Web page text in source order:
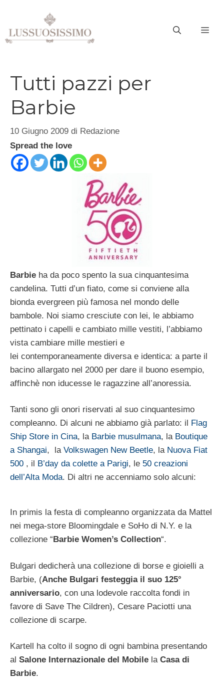
contenuto
Tutti pazzi per
Barbie
10 Giugno 2009 di Redazione
Spread the love
Barbie ha da poco spento la sua cinquantesima
candelina. Tutti d’un fiato, come si conviene alla
bionda evergreen più famosa nel mondo delle
bambole. Noi siamo cresciute con lei, le abbiamo
pettinato i capelli e cambiato mille vestiti, l’abbiamo
vista cambiare mille mestieri e
lei contemporaneamente diversa e identica: a parte il
bacino allargato nel 2000 per dare il buono esempio,
affinchè non iducesse le ragazzine all’anoressia.
Tanti sono gli onori riservati al suo cinquantesimo
compleanno. Di alcuni ne abbiamo già parlato: il
Flag
Ship Store in Cina, la Barbie musulmana, la Boutique
a Shangai, la Volkswagen New Beetle, la Nuova Fiat
500 , il B’day da colette a Parigi, le 50 creazioni
dell’Alta Moda. Di altri ne accenniamo solo alcuni:
In primis la festa di compleanno organizzata da Mattel
nei mega-store Bloomingdale e SoHo di N.Y. e la
collezione “ Barbie Women’s Collection“.
Bulgari dedicherà una collezione di borse e gioielli a
Barbie, (Anche Bulgari festeggia il suo 125°
anniversario, con una lodevole raccolta fondi in
favore di Save The Cildren), Cesare Paciotti una
collezione di scarpe.
Kartell ha colto il sogno di ogni bambina presentando
al Salone Internazionale del Mobile la Casa di
Barbie.